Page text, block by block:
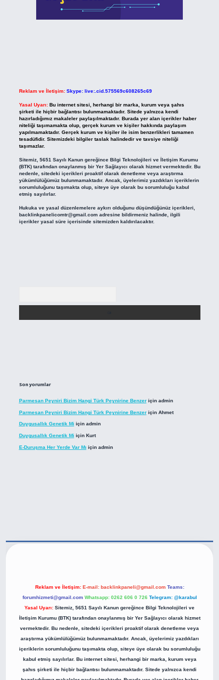
Reklam ve İletişim: Skype: live:.cid.575569c608265c69
Yasal Uyarı: Bu internet sitesi, herhangi bir marka, kurum veya şahıs
şirketi ile hiçbir bağlantısı bulunmamaktadır. Sitede yalnızca kendi
hazırladığımız makaleler paylaşılmaktadır. Burada yer alan içerikler haber
niteliği taşımamakta olup, gerçek kurum ve kişiler hakkında paylaşım
yapılmamaktadır. Gerçek kurum ve kişiler ile isim benzerlikleri tamamen
tesadüfidir. Sitemizdeki bilgiler taslak halindedir ve tavsiye niteliği
taşımazlar.
Sitemiz, 5651 Sayılı Kanun gereğince Bilgi Teknolojileri ve İletişim Kurumu
(BTK) tarafından onaylanmış bir Yer Sağlayıcı olarak hizmet vermektedir. Bu
nedenle, sitedeki içerikleri proaktif olarak denetleme veya araştırma
yükümlülüğümüz bulunmamaktadır. Ancak, üyelerimiz yazdıkları içeriklerin
sorumluluğunu taşımakta olup, siteye üye olarak bu sorumluluğu kabul
etmiş sayılırlar.
Hukuka ve yasal düzenlemelere aykırı olduğunu düşündüğünüz içerikleri,
backlinkpanelicomtr@gmail.comadresine bildirmeniz halinde, ilgili
içerikler yasal süre içerisinde sitemizden kaldırılacaktır.
Son yorumlar
Parmesan Peyniri Bizim Hangi Türk Peynirine Benzeriçin admin
Parmesan Peyniri Bizim Hangi Türk Peynirine Benzeriçin Ahmet
Duygusallık Genetik Mi için admin
Duygusallık Genetik Mi için Kurt
E-Duruşma Her Yerde Var Mı için admin
Reklam ve İletişim: E-mail: backlinkpaneli@gmail.com Teams:
forumhizmeti@gmail.com Whatsapp: 0262 606 0 726 Telegram: @karabul
Yasal Uyarı: Sitemiz, 5651 Sayılı Kanun gereğince Bilgi Teknolojileri ve
İletişim Kurumu (BTK) tarafından onaylanmış bir Yer Sağlayıcı olarak hizmet
vermektedir. Bu nedenle, sitedeki içerikleri proaktif olarak denetleme veya
araştırma yükümlülüğümüz bulunmamaktadır. Ancak, üyelerimiz yazdıkları
içeriklerin sorumluluğunu taşımakta olup, siteye üye olarak bu sorumluluğu
kabul etmiş sayılırlar. Bu internet sitesi, herhangi bir marka, kurum veya
şahıs şirketi ile hiçbir bağlantısı bulunmamaktadır. Sitede yalnızca kendi